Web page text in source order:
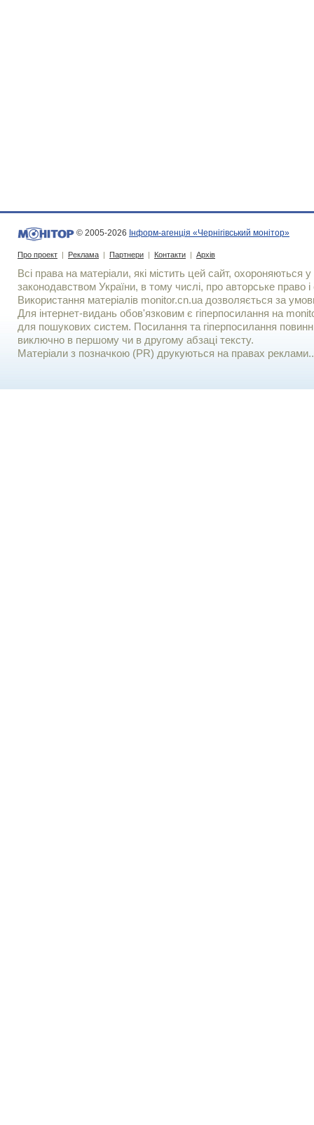
© 2005-2026 Інформ-агенція «Чернігівський монітор»
Про проект | Реклама | Партнери | Контакти | Архів
Всі права на матеріали, які містить цей сайт, охороняються у
законодавством України, в тому числі, про авторське право і
Використання матерiалiв monitor.cn.ua дозволяється за
Для iнтернет-видань обов'язковим є гiперпосилання на
для пошукових систем. Посилання та гіперпосилання
виключно в першому чи в другому абзаці тексту.
Матеріали з позначкою (PR) друкуються на правах реклами..